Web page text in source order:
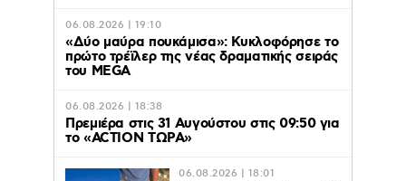
06.08.2026 | 19:10
«Δύο μαύρα πουκάμισα»: Κυκλοφόρησε το
πρώτο τρέϊλερ της νέας δραματικής σειράς
του MEGA
06.08.2026 | 18:38
Πρεμιέρα στις 31 Αυγούστου στις 09:50 για
το «ACTION ΤΩΡΑ»
06.08.2026 | 18:01